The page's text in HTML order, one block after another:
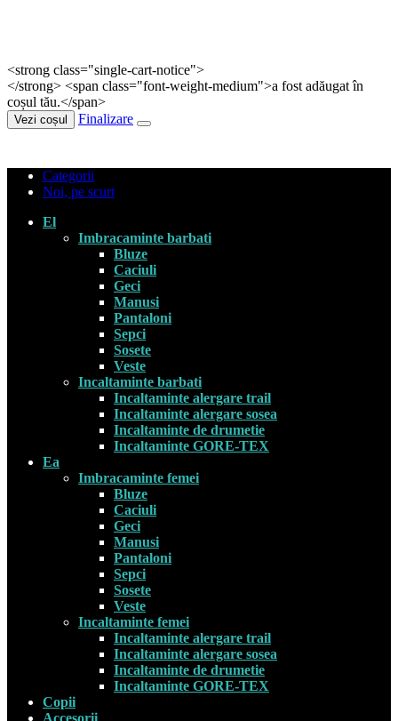
<strong class="single-cart-notice">
</strong> <span class="font-weight-medium">a fost adăugat în
coșul tău.</span>
Vezi coșul Finalizare
Categorii
Noi, pe scurt
El
Imbracaminte barbati
Bluze
Caciuli
Geci
Manusi
Pantaloni
Sepci
Sosete
Veste
Incaltaminte barbati
Incaltaminte alergare trail
Incaltaminte alergare sosea
Incaltaminte de drumetie
Incaltaminte GORE-TEX
Ea
Imbracaminte femei
Bluze
Caciuli
Geci
Manusi
Pantaloni
Sepci
Sosete
Veste
Incaltaminte femei
Incaltaminte alergare trail
Incaltaminte alergare sosea
Incaltaminte de drumetie
Incaltaminte GORE-TEX
Copii
Accesorii